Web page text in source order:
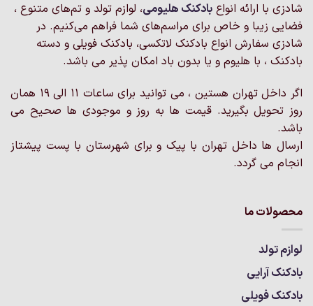
گزینه
ها
ممکن
است
در
محصول
انتخاب
گزینه
ها
ممکن
است
صفحه
محصول
انتخاب
شادزی با ارائه انواع بادکنک‌ هلیومی، لوازم تولد و تم‌های متنوع ،
فضایی زیبا و خاص برای مراسم‌های شما فراهم می‌کنیم. در
شادزی سفارش انواع بادکنک لاتکسی، بادکنک فویلی و دسته
بادکنک ، با هلیوم و یا بدون باد امکان پذیر می باشد.
اگر داخل تهران هستین ، می توانید برای ساعات 11 الی 19 همان
روز تحویل بگیرید. قیمت ها به روز و موجودی ها صحیح می
باشد.
ارسال ها داخل تهران با پیک و برای شهرستان با پست پیشتاز
انجام می گردد.
محصولات ما
لوازم تولد
بادکنک آرایی
بادکنک فویلی